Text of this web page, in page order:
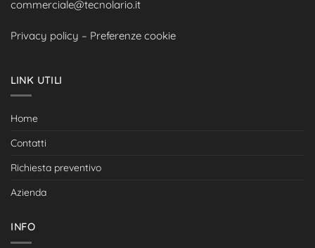
commerciale@tecnolario.it
Privacy policy – Preferenze cookie
LINK UTILI
Home
Contatti
Richiesta preventivo
Azienda
INFO